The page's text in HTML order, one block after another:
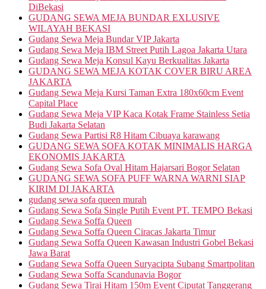
DiBekasi
GUDANG SEWA MEJA BUNDAR EXLUSIVE
WILAYAH BEKASI
Gudang Sewa Meja Bundar VIP Jakarta
Gudang Sewa Meja IBM Street Putih Lagoa Jakarta Utara
Gudang Sewa Meja Konsul Kayu Berkualitas Jakarta
GUDANG SEWA MEJA KOTAK COVER BIRU AREA
JAKARTA
Gudang Sewa Meja Kursi Taman Extra 180x60cm Event
Capital Place
Gudang Sewa Meja VIP Kaca Kotak Frame Stainless Setia
Budi Jakarta Selatan
Gudang Sewa Partisi R8 Hitam Cibuaya karawang
GUDANG SEWA SOFA KOTAK MINIMALIS HARGA
EKONOMIS JAKARTA
Gudang Sewa Sofa Oval Hitam Hajarsari Bogor Selatan
GUDANG SEWA SOFA PUFF WARNA WARNI SIAP
KIRIM DI JAKARTA
gudang sewa sofa queen murah
Gudang Sewa Sofa Single Putih Event PT. TEMPO Bekasi
Gudang Sewa Soffa Queen
Gudang Sewa Soffa Queen Ciracas Jakarta Timur
Gudang Sewa Soffa Queen Kawasan Industri Gobel Bekasi
Jawa Barat
Gudang Sewa Soffa Queen Suryacipta Subang Smartpolitan
Gudang Sewa Soffa Scandunavia Bogor
Gudang Sewa Tirai Hitam 150m Event Ciputat Tanggerang